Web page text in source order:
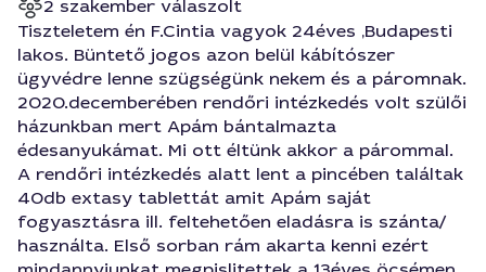
2 szakember válaszolt
Tiszteletem én F.Cintia vagyok 24éves ,Budapesti
lakos. Büntető jogos azon belül kábítószer
ügyvédre lenne szügségünk nekem és a páromnak.
2020.decemberében rendőri intézkedés volt szülői
házunkban mert Apám bántalmazta
édesanyukámat. Mi ott éltünk akkor a párommal.
A rendőri intézkedés alatt lent a pincében találtak
40db extasy tablettát amit Apám saját
fogyasztásra ill. feltehetően eladásra is szánta/
használta. Első sorban rám akarta kenni ezért